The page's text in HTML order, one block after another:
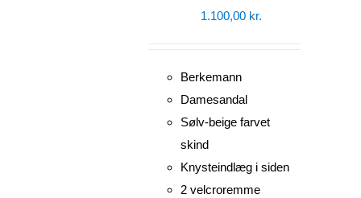
1.100,00 kr.
Berkemann
Damesandal
Sølv-beige farvet
skind
Knysteindlæg i siden
2 velcroremme